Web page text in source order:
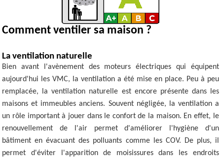
Comment ventiler sa maison ?
La ventilation naturelle
Bien avant l'avènement des moteurs électriques qui équipent
aujourd'hui les VMC, la ventilation a été mise en place. Peu à peu
remplacée, la ventilation naturelle est encore présente dans les
maisons et immeubles anciens. Souvent négligée, la ventilation a
un rôle important à jouer dans le confort de la maison. En effet, le
renouvellement de l'air permet d'améliorer l'hygiène d'un
bâtiment en évacuant des polluants comme les COV. De plus, il
permet d'éviter l'apparition de moisissures dans les endroits